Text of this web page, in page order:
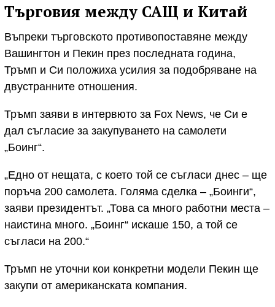
Търговия между САЩ и Китай
Въпреки търговското противопоставяне между
Вашингтон и Пекин през последната година,
Тръмп и Си положиха усилия за подобряване на
двустранните отношения.
Тръмп заяви в интервюто за Fox News, че Си е
дал съгласие за закупуването на самолети
„Боинг“.
„Едно от нещата, с което той се съгласи днес – ще
поръча 200 самолета. Голяма сделка – „Боинги“,
заяви президентът. „Това са много работни места –
наистина много. „Боинг“ искаше 150, а той се
съгласи на 200.“
Тръмп не уточни кои конкретни модели Пекин ще
закупи от американската компания.